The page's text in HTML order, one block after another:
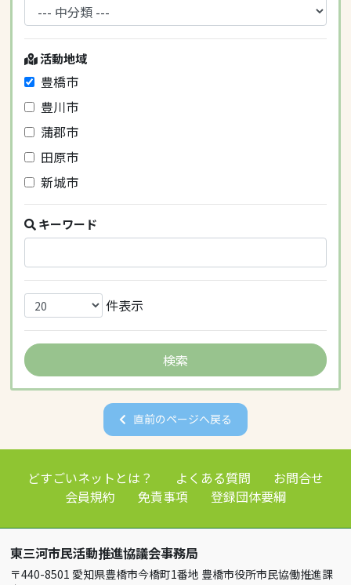
活動地域
豊橋市
豊川市
蒲郡市
田原市
新城市
キーワード
件表示
直前のページへ戻る
どすごいネットとは？ よくある質問
お問合せ
会員規約
免責事項 登録団体要綱
東三河市民活動推進協議会事務局
〒440-8501 愛知県豊橋市今橋町1番地 豊橋市役所市民協働推進課